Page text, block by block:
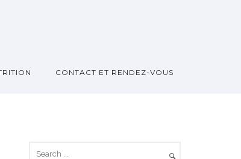
CONTACT ET RENDEZ-VOUS